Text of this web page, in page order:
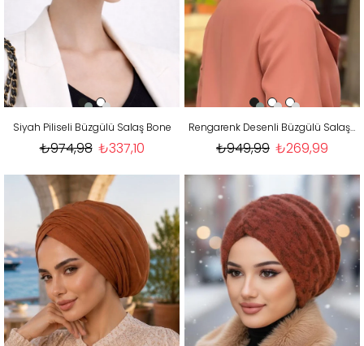
Siyah Piliseli Büzgülü Salaş Bone
₺337,10
₺974,98
Rengarenk Desenli Büzgülü Salaş Bone
₺269,99
₺949,99